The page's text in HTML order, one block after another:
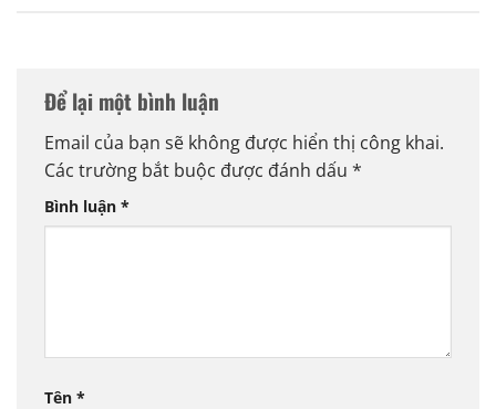
Để lại một bình luận
Email của bạn sẽ không được hiển thị công khai.
Các trường bắt buộc được đánh dấu *
Bình luận *
Tên *